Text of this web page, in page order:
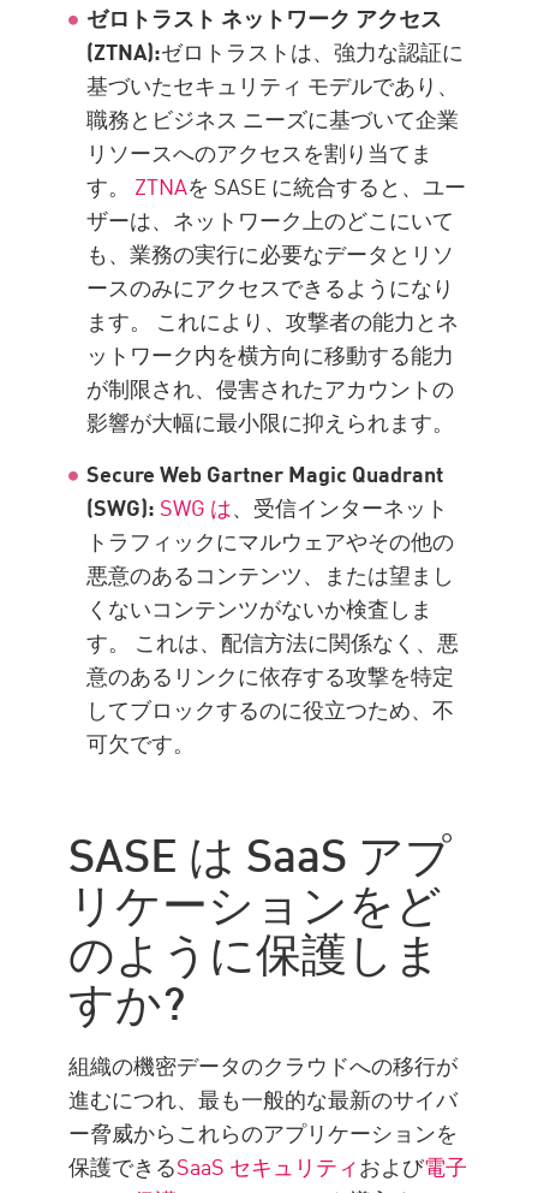
ゼロトラスト ネットワーク アクセス
(ZTNA):ゼロトラストは、強力な認証に
基づいたセキュリティ モデルであり、
職務とビジネス ニーズに基づいて企業
リソースへのアクセスを割り当てま
す。 ZTNAを SASE に統合すると、ユー
ザーは、ネットワーク上のどこにいて
も、業務の実行に必要なデータとリソ
ースのみにアクセスできるようになり
ます。 これにより、攻撃者の能力とネ
ットワーク内を横方向に移動する能力
が制限され、侵害されたアカウントの
影響が大幅に最小限に抑えられます。
Secure Web Gartner Magic Quadrant
(SWG): SWG は、受信インターネット
トラフィックにマルウェアやその他の
悪意のあるコンテンツ、または望まし
くないコンテンツがないか検査しま
す。 これは、配信方法に関係なく、悪
意のあるリンクに依存する攻撃を特定
してブロックするのに役立つため、不
可欠です。
SASE は SaaS アプ
リケーションをど
のように保護しま
すか?
組織の機密データのクラウドへの移行が
進むにつれ、最も一般的な最新のサイバ
ー脅威からこれらのアプリケーションを
保護できるSaaS セキュリティおよび電子